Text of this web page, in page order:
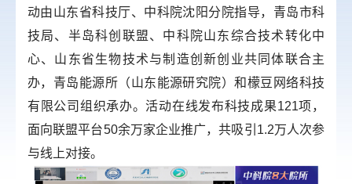
动由山东省科技厅、中科院沈阳分院指导，青岛市科
技局、半岛科创联盟、中科院山东综合技术转化中
心、山东省生物技术与制造创新创业共同体联合主
办，青岛能源所（山东能源研究院）和檬豆网络科技
有限公司组织承办。活动在线发布科技成果121项，
面向联盟平台50余万家企业推广，共吸引1.2万人次参
与线上对接。